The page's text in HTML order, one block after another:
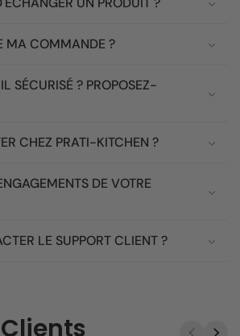
MA COMMANDE ?
SÉCURISÉ ? PROPOSEZ-
CHEZ PRATI-KITCHEN ?
DE VOTRE
LE SUPPORT CLIENT ?